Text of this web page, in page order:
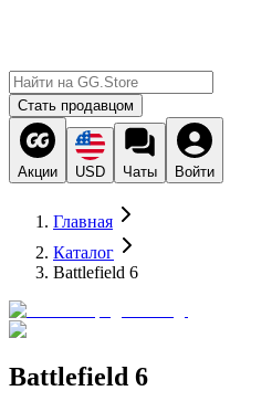
Стать продавцом
Акции USD Чаты Войти
Главная
Каталог
Battlefield 6
Battlefield 6